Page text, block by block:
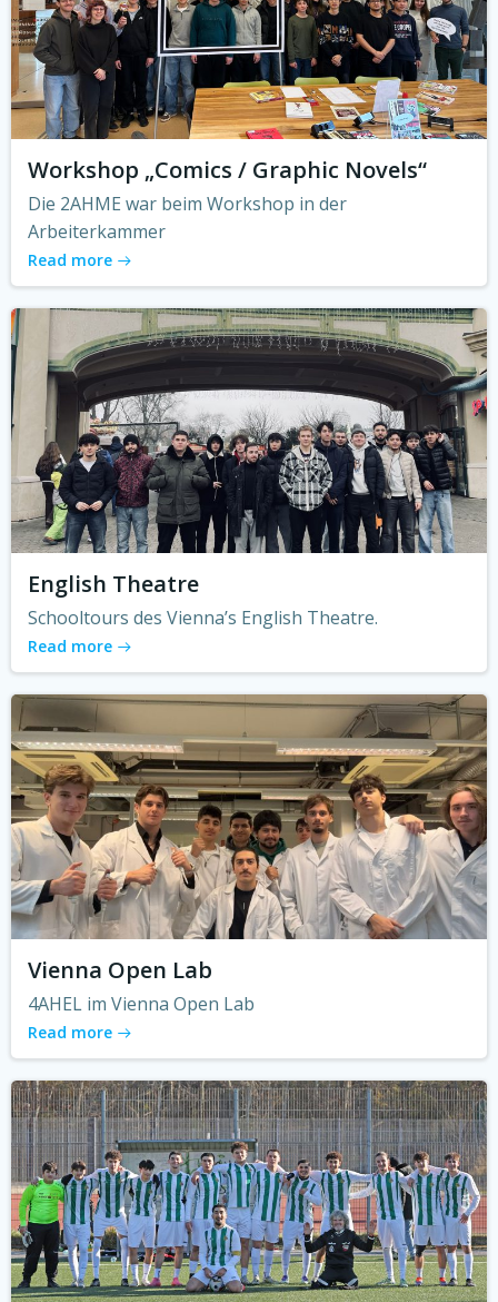
Workshop „Comics / Graphic Novels“
Die 2AHME war beim Workshop in der
Arbeiterkammer
Read more
English Theatre
Schooltours des Vienna’s English Theatre.
Read more
Vienna Open Lab
4AHEL im Vienna Open Lab
Read more